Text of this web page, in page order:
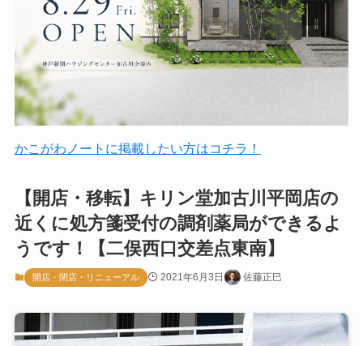
かこがわノートに掲載したい方はコチラ！
【開店・移転】キリン堂加古川平岡店の
近くに処方箋受付の調剤薬局ができるよ
うです！【二俣西口交差点東南】
開店・閉店・リニューアル 2021年6月3日 佐藤正巳